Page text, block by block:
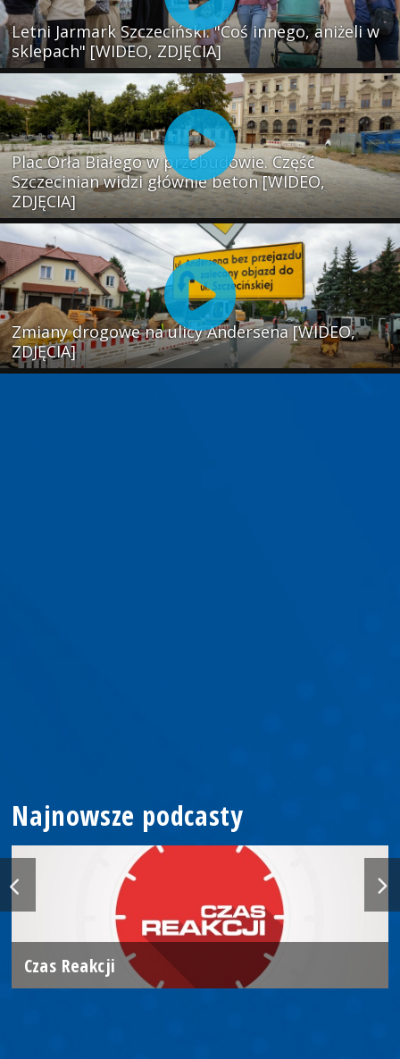
Letni Jarmark Szczeciński. "Coś innego, aniżeli w
sklepach" [WIDEO, ZDJĘCIA]
Plac Orła Białego w przebudowie. Część
Szczecinian widzi głównie beton [WIDEO,
ZDJĘCIA]
Zmiany drogowe na ulicy Andersena [WIDEO,
ZDJĘCIA]
Najnowsze podcasty
Czas Reakcji